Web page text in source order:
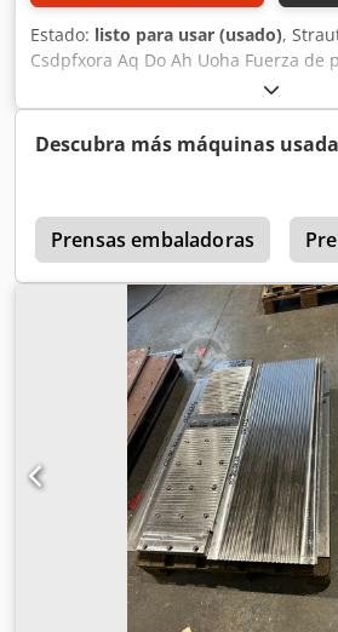
Estado: listo para usar (usado),
Csdpfxora Aq Do Ah Uoha Fuerza de
Peso de la empacadora: 400-500 kg,
Motor de 4 kW Dimensiones de la
1200 x 700 x 800 mm Abertura de
mm Dimensiones externas (LxAnxAl):
mm Abertura de alimentación: 1145
transporte: 2500 mm Peso de la
Descubra más máquinas
Prensas embaladoras